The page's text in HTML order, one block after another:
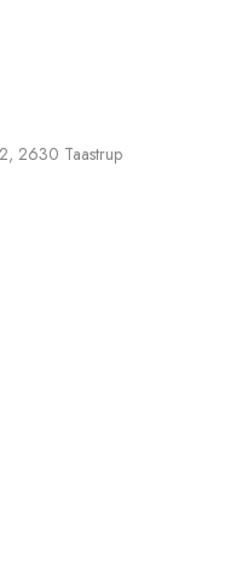
2630 Taastrup